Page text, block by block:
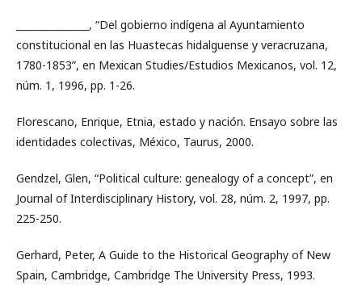
_______________, “Del gobierno indígena al Ayuntamiento
constitucional en las Huastecas hidalguense y veracruzana,
1780-1853”, en Mexican Studies/Estudios Mexicanos, vol. 12,
núm. 1, 1996, pp. 1-26.
Florescano, Enrique, Etnia, estado y nación. Ensayo sobre las
identidades colectivas, México, Taurus, 2000.
Gendzel, Glen, “Political culture: genealogy of a concept”, en
Journal of Interdisciplinary History, vol. 28, núm. 2, 1997, pp.
225-250.
Gerhard, Peter, A Guide to the Historical Geography of New
Spain, Cambridge, Cambridge The University Press, 1993.